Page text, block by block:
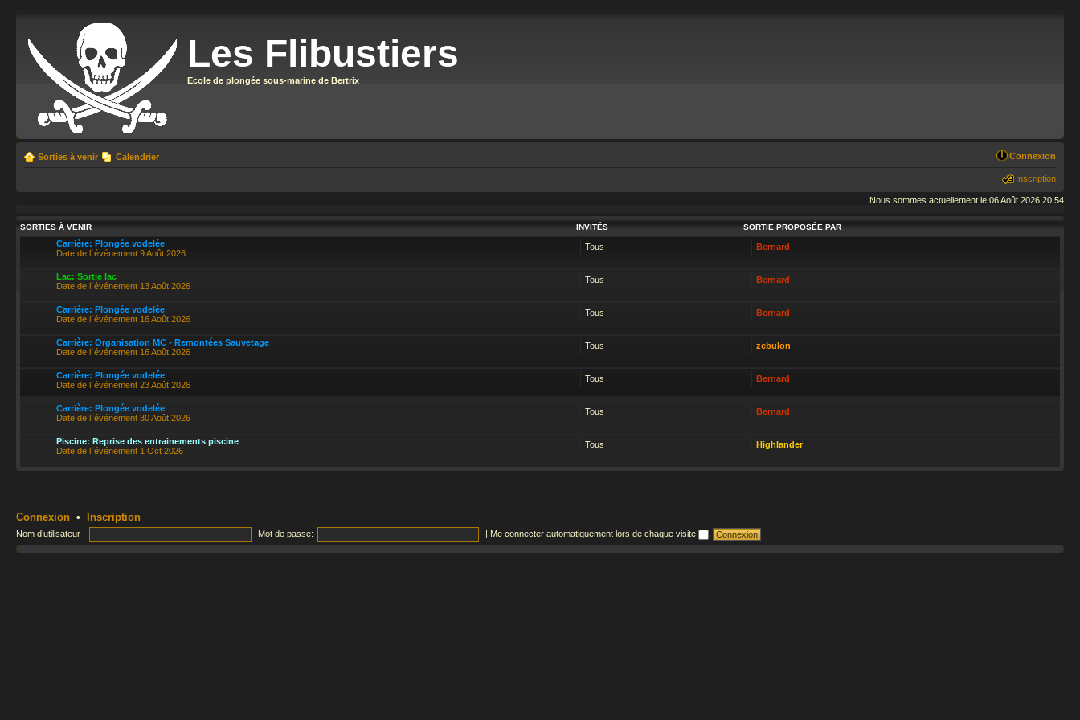
Les Flibustiers
Ecole de plongée sous-marine de Bertrix
Sorties à venir Calendrier Connexion
Inscription
Nous sommes actuellement le 06 Août 2026 20:54
SORTIES À VENIR INVITÉS SORTIE PROPOSÉE PAR
Carrière: Plongée vodelée
Date de l´événement 9 Août 2026
Tous Bernard
Lac: Sortie lac
Date de l´événement 13 Août 2026
Tous Bernard
Carrière: Plongée vodelée
Date de l´événement 16 Août 2026
Tous Bernard
Carrière: Organisation MC - Remontées Sauvetage
Date de l´événement 16 Août 2026
Tous zebulon
Carrière: Plongée vodelée
Date de l´événement 23 Août 2026
Tous Bernard
Carrière: Plongée vodelée
Date de l´événement 30 Août 2026
Tous Bernard
Piscine: Reprise des entrainements piscine
Date de l´événement 1 Oct 2026
Tous Highlander
Connexion • Inscription
Nom d’utilisateur : Mot de passe: | Me connecter automatiquement lors de chaque visite